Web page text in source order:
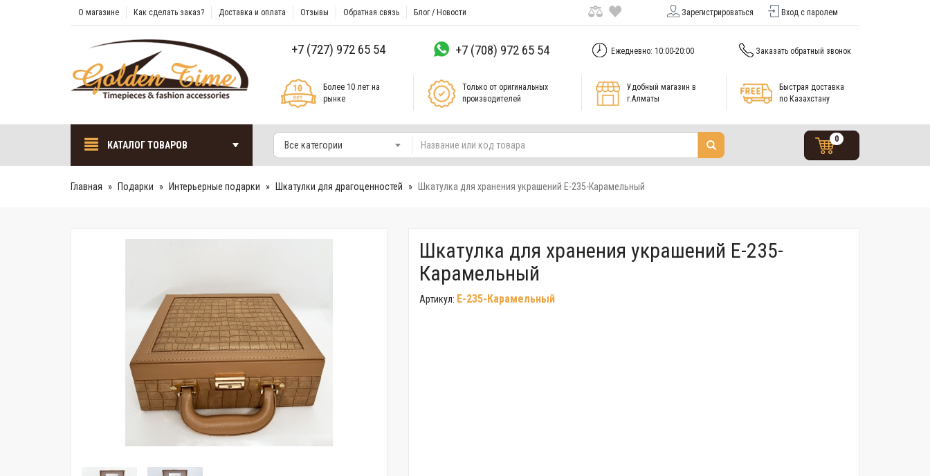
О магазине Как сделать заказ? Доставка и оплата Отзывы Обратная связь Блог / Новости Зарегистрироваться Вход с паролем
+7 (727) 972 65 54 +7 (708) 972 65 54 Ежедневно: 10:00-20:00 Заказать обратный звонок
Более 10 лет на
рынке
Только от оригинальных
производителей
Удобный магазин в
г.Алматы
Быстрая доставка
по Казахстану
КАТАЛОГ ТОВАРОВ Все категории
0
Главная Подарки Интерьерные подарки Шкатулки для драгоценностей Шкатулка для хранения украшений E-235-Карамельный
Шкатулка для хранения украшений E-235-
Карамельный
Артикул: E-235-Карамельный